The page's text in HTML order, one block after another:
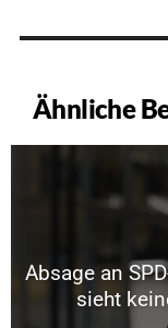
Ähnliche
Absage an
sieht